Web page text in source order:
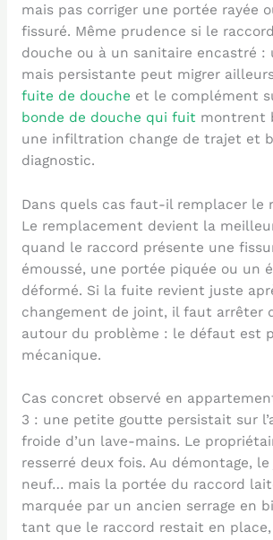
mais pas corriger une portée rayée
fissuré. Même prudence si le
douche ou à un sanitaire encastré
mais persistante peut migrer
fuite de douche et le complément
bonde de douche qui fuit montrent
une infiltration change de trajet et
diagnostic.
Dans quels cas faut-il remplacer le
Le remplacement devient la
quand le raccord présente une
émoussé, une portée piquée ou un
déformé. Si la fuite revient juste
changement de joint, il faut arrêter
autour du problème : le défaut est
mécanique.
Cas concret observé en
3 : une petite goutte persistait sur
froide d’un lave-mains. Le
resserré deux fois. Au démontage,
neuf… mais la portée du raccord
marquée par un ancien serrage en
tant que le raccord restait en